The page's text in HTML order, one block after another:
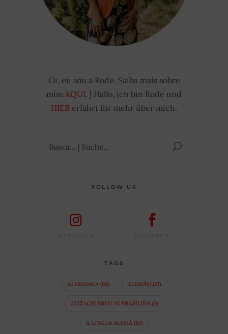
Oi, eu sou a Rode. Saiba mais sobre
mim AQUI. | Hallo, ich bin Rode und
HIER erfahrt ihr mehr über mich.
FOLLOW US
INSTAGRAM FACEBOOK
TAGS
ALEMANHA(64) ALEMÃO (21)
ALLTAGSLEBEN IN BRASILIEN(3)
A LÍNGUA ALEMÃ(10)